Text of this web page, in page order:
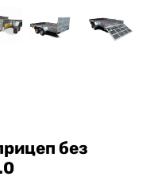
с тормозом
для перевозки
без